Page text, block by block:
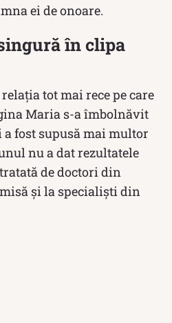
ei de onoare.
în clipa
tot mai rece pe care
Maria s-a îmbolnăvit
fost supusă mai multor
nu a dat rezultatele
de doctori din
și la specialiști din